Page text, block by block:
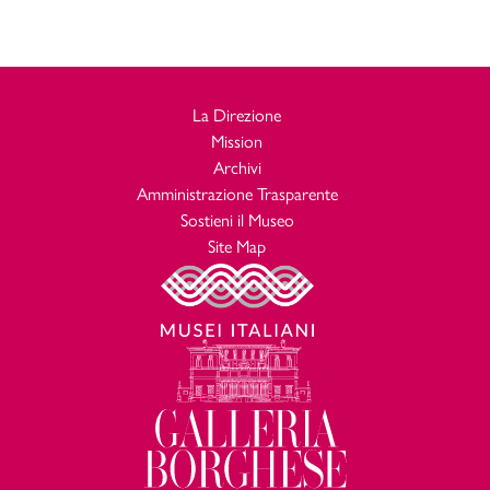
La Direzione
Mission
Archivi
Amministrazione Trasparente
Sostieni il Museo
Site Map